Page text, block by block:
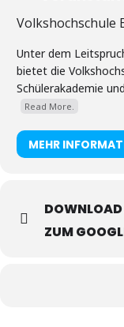
Volkshochschule
Unter dem
bietet die
Schülerakademie
Read More.
MEHR
ZUM